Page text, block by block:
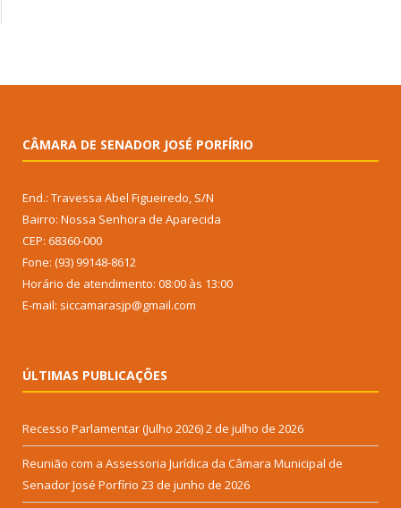
CÂMARA DE SENADOR JOSÉ PORFÍRIO
End.: Travessa Abel Figueiredo, S/N
Bairro: Nossa Senhora de Aparecida
CEP: 68360-000
Fone: (93) 99148-8612
Horário de atendimento: 08:00 às 13:00
E-mail: siccamarasjp@gmail.com
ÚLTIMAS PUBLICAÇÕES
Recesso Parlamentar (Julho 2026)2 de julho de 2026
Reunião com a Assessoria Jurídica da Câmara Municipal de
Senador José Porfírio 23 de junho de 2026